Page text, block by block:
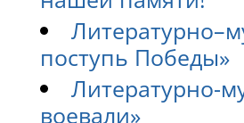
поступь Победы»
Литературно-
воевали»